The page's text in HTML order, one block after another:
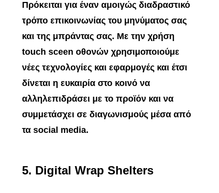
Πρόκειται για έναν αμοιγώς διαδραστικό
τρόπο επικοινωνίας του μηνύματος σας
και της μπράντας σας. Με την χρήση
touch sceen οθονών χρησιμοποιούμε
νέες τεχνολογίες και εφαρμογές και έτσι
δίνεται η ευκαιρία στο κοινό να
αλληλεπιδράσει με το προϊόν και να
συμμετάσχει σε διαγωνισμούς μέσα από
τα social media.
5. Digital Wrap Shelters